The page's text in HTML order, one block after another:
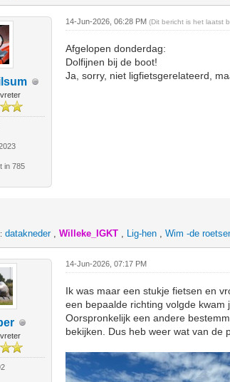
in 785
14-Jun-2026, 06:28 PM(Dit bericht is het laatst
Afgelopen donderdag:
Dolfijnen bij de boot!
Ja, sorry, niet ligfietsgerelateerd,
datakneder,Willeke_IGKT , Lig-hen ,Wim -de
14-Jun-2026, 07:17 PM
Ik was maar een stukje fietsen en
een bepaalde richting volgde kwam
Oorspronkelijk een andere
bekijken. Dus heb weer wat van de